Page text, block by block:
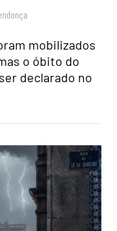
mobilizados
o óbito do
declarado no